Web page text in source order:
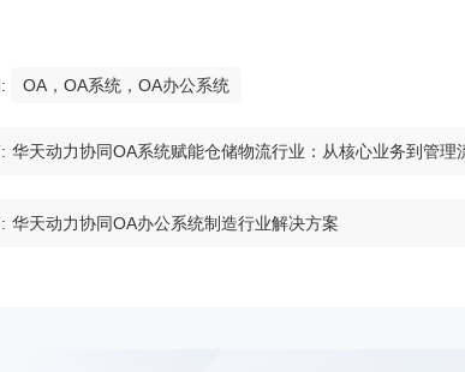
OA，OA系统，OA办公系统
华天动力协同OA系统赋能仓储物流行业：从核心业务到管理
华天动力协同OA办公系统制造行业解决方案